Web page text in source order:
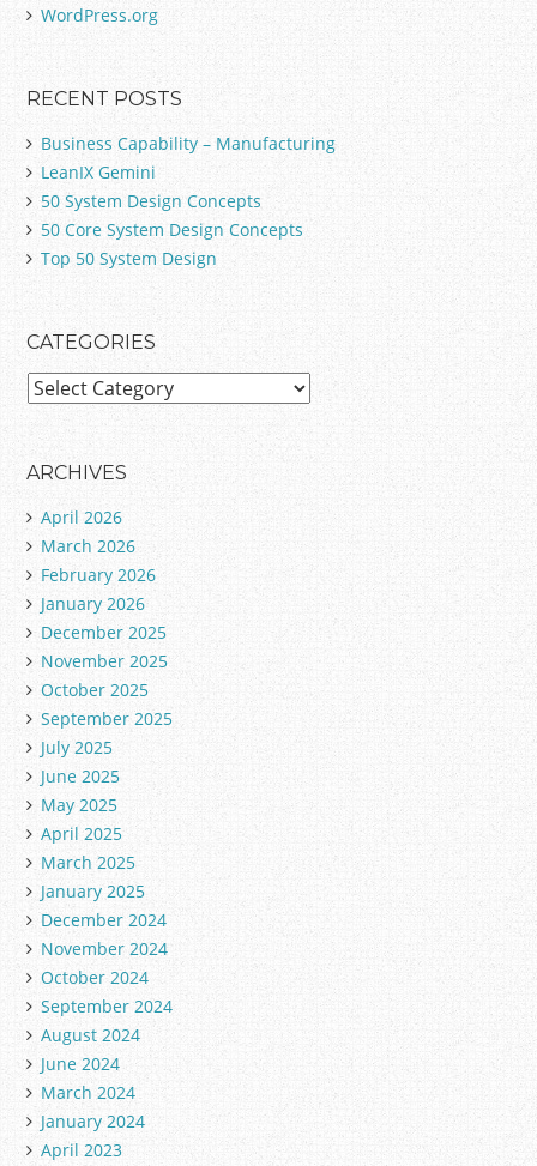
: WordPress.org
RECENT POSTS
Business Capability – Manufacturing
LeanIX Gemini
50 System Design Concepts
50 Core System Design Concepts
Top 50 System Design
CATEGORIES
C
e
o
r
i
e
s
ARCHIVES
April 2026
March 2026
February 2026
January 2026
December 2025
November 2025
October 2025
September 2025
July 2025
June 2025
May 2025
April 2025
March 2025
January 2025
December 2024
November 2024
October 2024
September 2024
August 2024
June 2024
March 2024
January 2024
April 2023